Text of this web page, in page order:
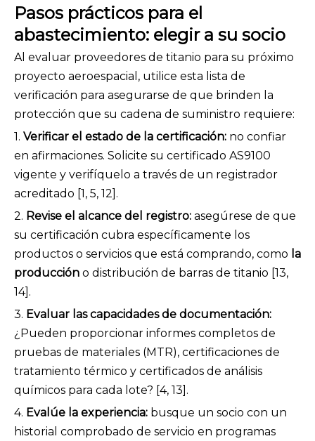
Pasos prácticos para el
abastecimiento: elegir a su socio
Al evaluar proveedores de titanio para su próximo
proyecto aeroespacial, utilice esta lista de
verificación para asegurarse de que brinden la
protección que su cadena de suministro requiere:
1. Verificar el estado de la certificación: no confiar
en afirmaciones. Solicite su certificado AS9100
vigente y verifíquelo a través de un registrador
acreditado [1, 5, 12].
2. Revise el alcance del registro: asegúrese de que
su certificación cubra específicamente los
productos o servicios que está comprando, como la
producción o distribución de barras de titanio [13,
14].
3. Evaluar las capacidades de documentación:
¿Pueden proporcionar informes completos de
pruebas de materiales (MTR), certificaciones de
tratamiento térmico y certificados de análisis
químicos para cada lote? [4, 13].
4. Evalúe la experiencia: busque un socio con un
historial comprobado de servicio en programas